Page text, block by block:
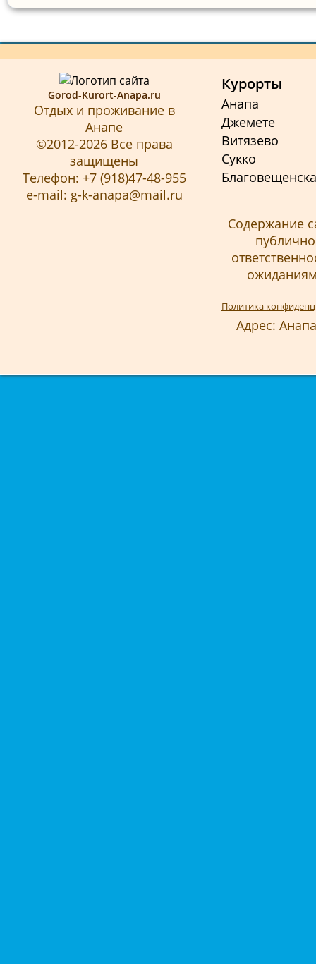
Gorod-Kurort-Anapa.ru
Отдых и проживание в
Анапе
©2012-2026 Все права
защищены
Телефон: +7 (918)47-48-955
e-mail: g-k-anapa@mail.ru
Курорты
Анапа
Джемете
Витязево
Сукко
Содержание
Политика
Адрес: